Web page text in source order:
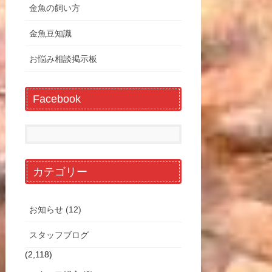
金魚の飼い方
金魚豆知識
お悩み相談掲示板
Facebook
カテゴリー
お知らせ (12)
スタッフブログ
(2,118)